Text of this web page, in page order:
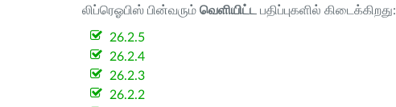
லிப்ரெஓபிஸ் பின்வரும் வெளியிட்ட பதிப்புகளில் கிடைக்கிறது:
26.2.5
26.2.4
26.2.3
26.2.2